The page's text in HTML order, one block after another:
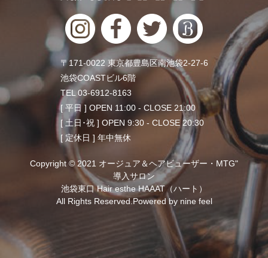
〒171-0022 東京都豊島区南池袋2-27-6
池袋COASTビル6階
TEL 03-6912-8163
[ 平日 ] OPEN 11:00 - CLOSE 21:00
[ 土日･祝 ] OPEN 9:30 - CLOSE 20:30
[ 定休日 ] 年中無休
Copyright © 2021 オージュア＆ヘアビューザー・MTG"
導入サロン
池袋東口 Hair esthe HAAAT（ハート）
All Rights Reserved.Powered by nine feel